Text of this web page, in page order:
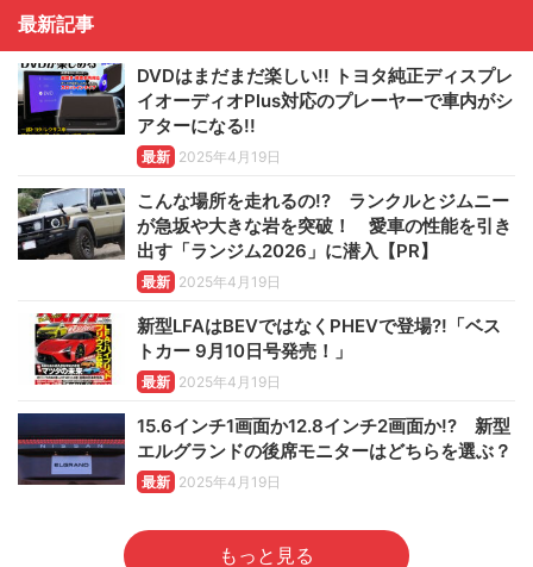
最新記事
DVDはまだまだ楽しい!! トヨタ純正ディスプレ
イオーディオPlus対応のプレーヤーで車内がシ
アターになる!!
最新 2025年4月19日
こんな場所を走れるの!? ランクルとジムニー
が急坂や大きな岩を突破！ 愛車の性能を引き
出す「ランジム2026」に潜入【PR】
最新 2025年4月19日
新型LFAはBEVではなくPHEVで登場?!「ベス
トカー 9月10日号発売！」
最新 2025年4月19日
15.6インチ1画面か12.8インチ2画面か!? 新型
エルグランドの後席モニターはどちらを選ぶ？
最新 2025年4月19日
もっと見る